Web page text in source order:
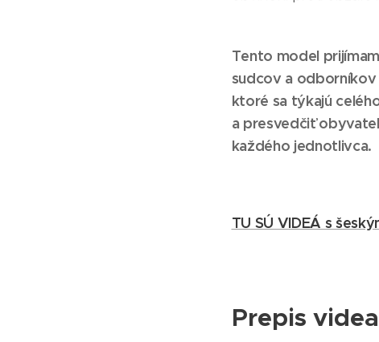
Tento model
sudcov a odborníkov
ktoré sa týkajú
a presvedčiť
každého jednotlivca.
TU SÚ VIDEÁ s
Prepis